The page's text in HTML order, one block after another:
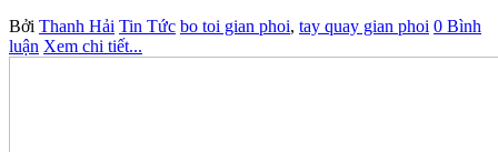
Bởi Thanh Hải Tin Tức bo toi gian phoi, tay quay gian phoi 0 Bình
luận Xem chi tiết...